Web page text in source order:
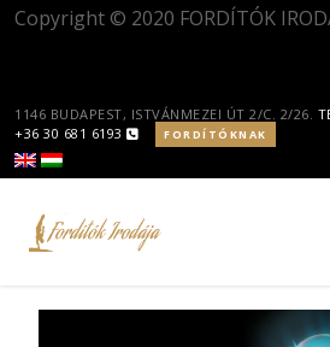
Copyright © 2020 FORDÍTÓK
1146 BUDAPEST, ISTVÁNMEZEI ÚT 2/C. 2/26.
+36 30 681 6193
FORDÍTÓKNAK